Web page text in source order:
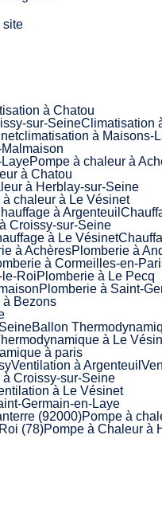
site
à Chatou
sur-SeineClimatisation
climatisation à Maisons-
Pompe à chaleur à
à Chatou
à Herblay-sur-Seine
à chaleur à Le Vésinet
à Argenteuil
Croissy-sur-Seine
à Le Vésinet
à AchèresPlomberie à
à Cormeilles-en-
le-RoiPlomberie à Le Pecq
Plomberie à Saint-
à Bezons
Ballon
à Le
à paris
Ventilation à Argenteuil
Croissy-sur-Seine
à Le Vésinet
Germain-en-Laye
(92000)Pompe à
(78)Pompe à Chaleur à